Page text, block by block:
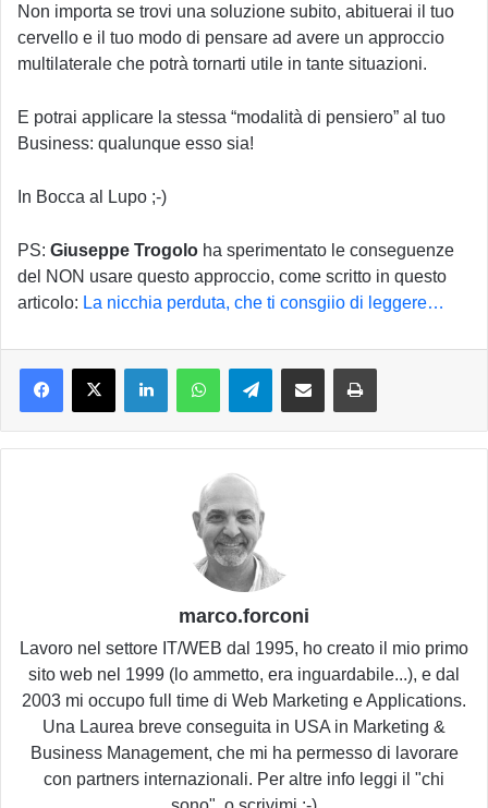
Non importa se trovi una soluzione subito, abituerai il tuo
cervello e il tuo modo di pensare ad avere un approccio
multilaterale che potrà tornarti utile in tante situazioni.
E potrai applicare la stessa “modalità di pensiero” al tuo
Business: qualunque esso sia!
In Bocca al Lupo ;-)
PS: Giuseppe Trogolo ha sperimentato le conseguenze
del NON usare questo approccio, come scritto in questo
articolo: La nicchia perduta, che ti consgiio di leggere…
LinkedInWhatsAppTelegramCondividi via email Stampa
marco.forconi
Lavoro nel settore IT/WEB dal 1995, ho creato il mio primo
sito web nel 1999 (lo ammetto, era inguardabile...), e dal
2003 mi occupo full time di Web Marketing e Applications.
Una Laurea breve conseguita in USA in Marketing &
Business Management, che mi ha permesso di lavorare
con partners internazionali. Per altre info leggi il "chi